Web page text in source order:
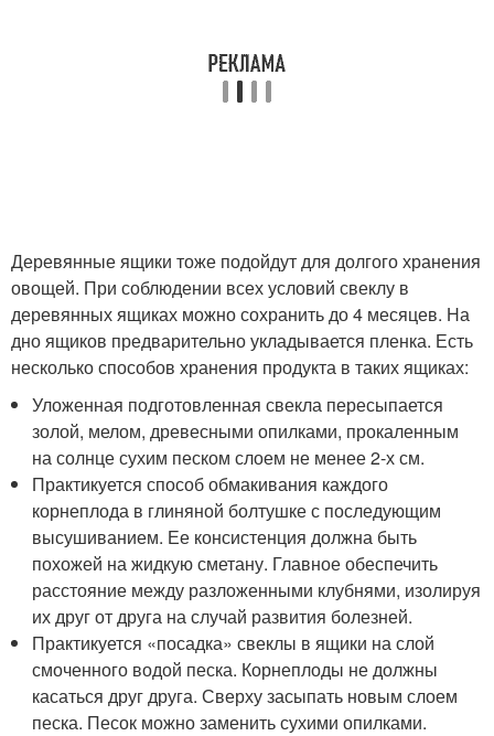
Деревянные ящики тоже подойдут для долгого хранения
овощей. При соблюдении всех условий свеклу в
деревянных ящиках можно сохранить до 4 месяцев. На
дно ящиков предварительно укладывается пленка. Есть
несколько способов хранения продукта в таких ящиках:
Уложенная подготовленная свекла пересыпается
золой, мелом, древесными опилками, прокаленным
на солнце сухим песком слоем не менее 2-х см.
Практикуется способ обмакивания каждого
корнеплода в глиняной болтушке с последующим
высушиванием. Ее консистенция должна быть
похожей на жидкую сметану. Главное обеспечить
расстояние между разложенными клубнями, изолируя
их друг от друга на случай развития болезней.
Практикуется «посадка» свеклы в ящики на слой
смоченного водой песка. Корнеплоды не должны
касаться друг друга. Сверху засыпать новым слоем
песка. Песок можно заменить сухими опилками.